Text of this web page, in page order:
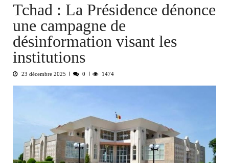
Tchad : La Présidence dénonce
une campagne de
désinformation visant les
institutions
23 décembre 2025 0 1474